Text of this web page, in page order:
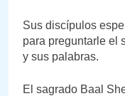
Sus discípulos
para preguntarle el
y sus palabras.
El sagrado Baal